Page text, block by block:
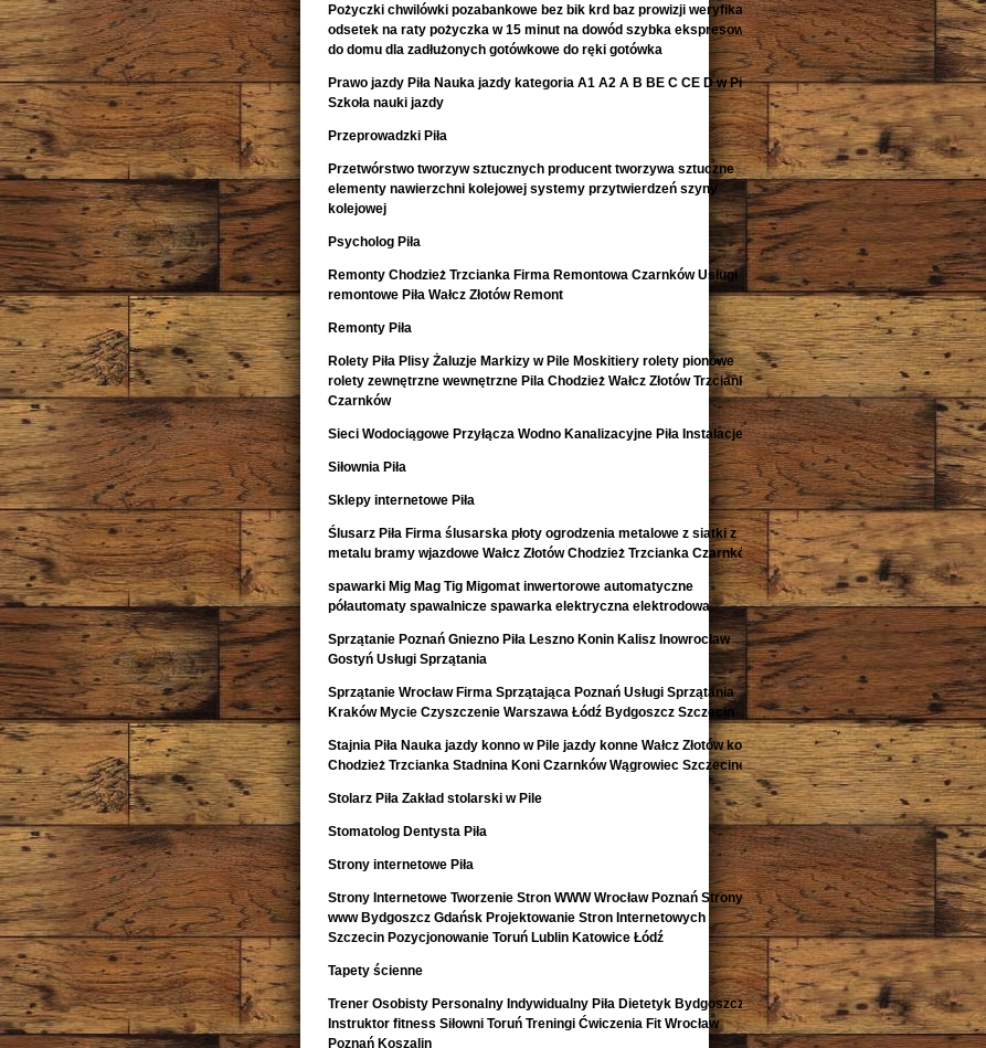
Pożyczki chwilówki pozabankowe bez bik krd baz prowizji weryfikacji
odsetek na raty pożyczka w 15 minut na dowód szybka ekspresowa
do domu dla zadłużonych gotówkowe do ręki gotówka
Prawo jazdy Piła Nauka jazdy kategoria A1 A2 A B BE C CE D‎ w Pile
Szkoła nauki jazdy
Przeprowadzki Piła
Przetwórstwo tworzyw sztucznych producent tworzywa sztuczne
elementy nawierzchni kolejowej systemy przytwierdzeń szyny
kolejowej
Psycholog Piła
Remonty Chodzież Trzcianka Firma Remontowa Czarnków Usługi
remontowe Piła Wałcz Złotów Remont
Remonty Piła
Rolety Piła Plisy Żaluzje Markizy w Pile Moskitiery rolety pionowe
rolety zewnętrzne wewnętrzne Pila Chodzież Wałcz Złotów Trzcianka i
Czarnków
Sieci Wodociągowe Przyłącza Wodno Kanalizacyjne Piła Instalacje
Siłownia Piła
Sklepy internetowe Piła
Ślusarz Piła Firma ślusarska płoty ogrodzenia metalowe z siatki z
metalu bramy wjazdowe Wałcz Złotów Chodzież Trzcianka Czarnków
spawarki Mig Mag Tig Migomat inwertorowe automatyczne
półautomaty spawalnicze spawarka elektryczna elektrodowa
Sprzątanie Poznań Gniezno Piła Leszno Konin Kalisz Inowrocław
Gostyń Usługi Sprzątania
Sprzątanie Wrocław Firma Sprzątająca Poznań Usługi Sprzątania
Kraków Mycie Czyszczenie Warszawa Łódź Bydgoszcz Szczecin
Stajnia Piła Nauka jazdy konno w Pile jazdy konne Wałcz Złotów konie
Chodzież Trzcianka Stadnina Koni Czarnków Wągrowiec Szczecinek
Stolarz Piła Zakład stolarski w Pile
Stomatolog Dentysta Piła
Strony internetowe Piła
Strony Internetowe Tworzenie Stron WWW Wrocław Poznań Strony
www Bydgoszcz Gdańsk Projektowanie Stron Internetowych
Szczecin Pozycjonowanie Toruń Lublin Katowice Łódź
Tapety ścienne
Trener Osobisty Personalny Indywidualny Piła Dietetyk Bydgoszcz
Instruktor fitness Siłowni Toruń Treningi Ćwiczenia Fit Wrocław
Poznań Koszalin